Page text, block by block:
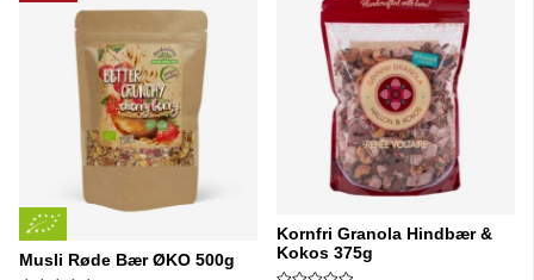
Musli Røde Bær ØKO 500g
Kornfri Granola Hindbær &
Kokos 375g